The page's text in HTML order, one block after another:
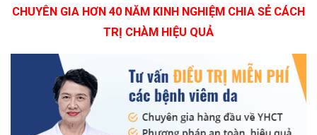
CHUYÊN GIA HƠN 40 NĂM KINH NGHIỆM CHIA SẺ CÁCH
TRỊ CHÀM HIỆU QUẢ